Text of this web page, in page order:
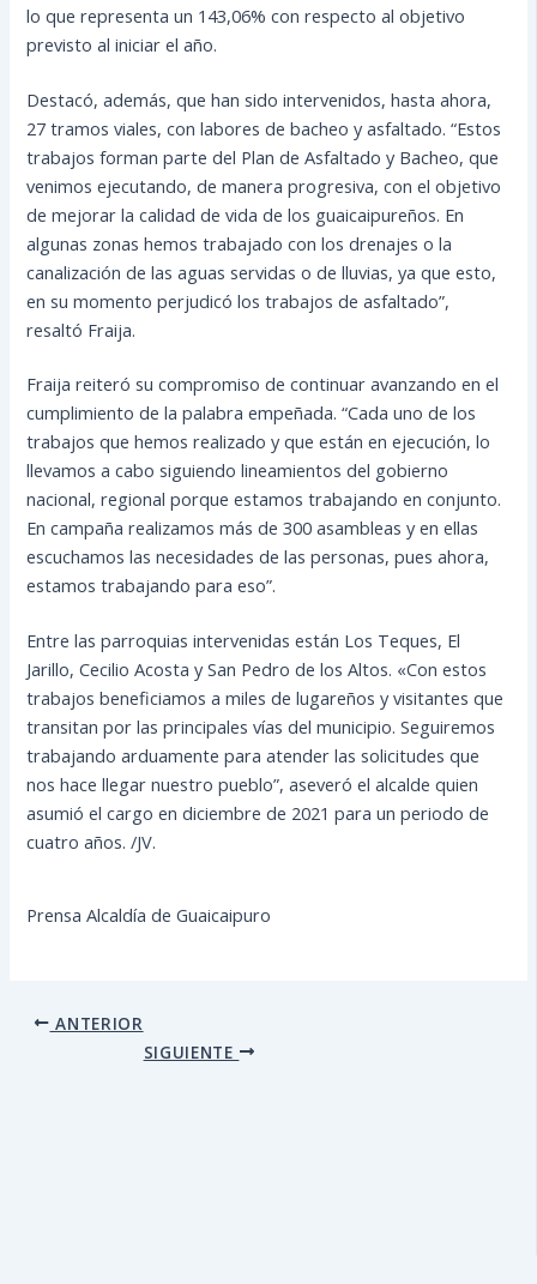
lo que representa un 143,06% con respecto al objetivo
previsto al iniciar el año.
Destacó, además, que han sido intervenidos, hasta ahora,
27 tramos viales, con labores de bacheo y asfaltado. “Estos
trabajos forman parte del Plan de Asfaltado y Bacheo, que
venimos ejecutando, de manera progresiva, con el objetivo
de mejorar la calidad de vida de los guaicaipureños. En
algunas zonas hemos trabajado con los drenajes o la
canalización de las aguas servidas o de lluvias, ya que esto,
en su momento perjudicó los trabajos de asfaltado”,
resaltó Fraija.
Fraija reiteró su compromiso de continuar avanzando en el
cumplimiento de la palabra empeñada. “Cada uno de los
trabajos que hemos realizado y que están en ejecución, lo
llevamos a cabo siguiendo lineamientos del gobierno
nacional, regional porque estamos trabajando en conjunto.
En campaña realizamos más de 300 asambleas y en ellas
escuchamos las necesidades de las personas, pues ahora,
estamos trabajando para eso”.
Entre las parroquias intervenidas están Los Teques, El
Jarillo, Cecilio Acosta y San Pedro de los Altos. «Con estos
trabajos beneficiamos a miles de lugareños y visitantes que
transitan por las principales vías del municipio. Seguiremos
trabajando arduamente para atender las solicitudes que
nos hace llegar nuestro pueblo”, aseveró el alcalde quien
asumió el cargo en diciembre de 2021 para un periodo de
cuatro años. /JV.
Prensa Alcaldía de Guaicaipuro
ANTERIOR
SIGUIENTE